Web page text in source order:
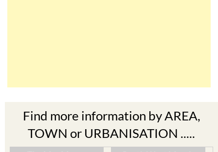
Find more information by AREA,
TOWN or URBANISATION .....